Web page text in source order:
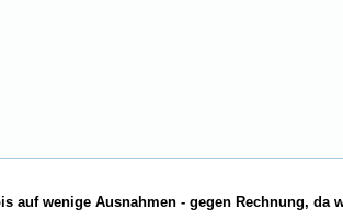
auf wenige Ausnahmen - gegen Rechnung,